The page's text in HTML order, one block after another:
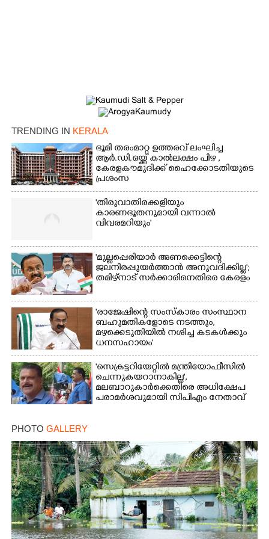
TRENDING IN KERALA
ഭൂമി തരംമാറ്റ ഉത്തരവ് ലംഘിച്ച
ആർ.ഡി.ഒയ്ക്ക് കാൽലക്ഷം പിഴ ,​
കേരളകൗമുദിക്ക് ഹൈക്കോടതിയുടെ
പ്രശംസ
'തിരുവാതിരക്കളിയും
കാരണഭൂതനുമായി വന്നാൽ
വിവരമറിയും '
'മുല്ലപ്പെരിയാർ അണക്കെട്ടിന്റെ
ജലനിരപ്പുയർത്താൻ അനുവദിക്കില്ല';
തമിഴ്‌നാട് സർക്കാരിനെതിരെ കേരളം
'രാജേഷിന്റെ സംസ്കാരം സംസ്ഥാന
ബഹുമതികളോടെ നടത്തും,
മഴക്കെടുതിയിൽ നശിച്ച കടകൾക്കും
ധനസഹായം'
'സെക്രട്ടറിയേറ്റിൽ മന്ത്രിയോഫീസിൽ
ചെന്നുകയറാനാകില്ല',
മലബാറുകാർക്കെതിരെ അധിക്ഷേപ
പരാമർശവുമായി സിപിഎം നേതാവ്‌
PHOTO GALLERY